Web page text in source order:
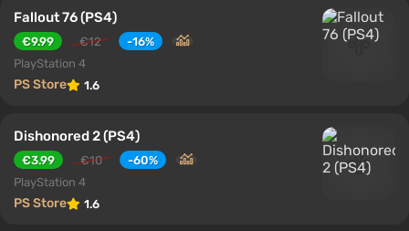
Fallout 76 (PS4)
€9.99 €12
-16%
PlayStation 4
PS Store 1.6
Dishonored 2 (PS4)
€3.99 €10
-60%
PlayStation 4
PS Store 1.6